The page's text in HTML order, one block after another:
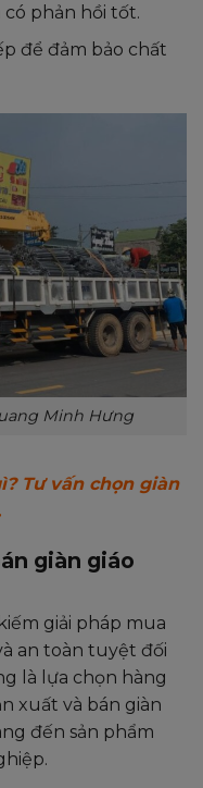
phản hồi tốt.
để đảm bảo chất
Minh Hưng
Tư vấn chọn giàn
giàn giáo
giải pháp mua
an toàn tuyệt đối
là lựa chọn hàng
xuất và bán giàn
đến sản phẩm